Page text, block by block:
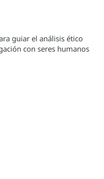
guiar el análisis ético
con seres humanos